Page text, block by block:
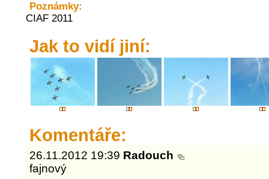
Poznámky:
CIAF 2011
Jak to vidí jiní:
Komentáře:
26.11.2012 19:39 Radouch
fajnový